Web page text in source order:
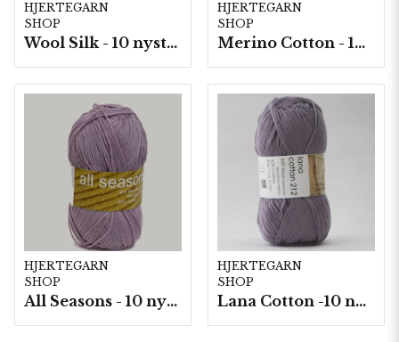
HJERTEGARN
SHOP
Wool Silk - 10 nystan á 50g./fp.
HJERTEGARN
SHOP
Merino Cotton - 10 nystan a50g./fp.
HJERTEGARN
SHOP
All Seasons - 10 nystan á 50 g./fp.
HJERTEGARN
SHOP
Lana Cotton -10 nystan á 50g./fp.